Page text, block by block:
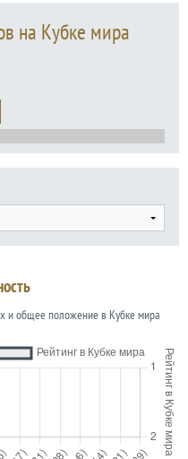
на Кубке мира
и общее положение в Кубке мира